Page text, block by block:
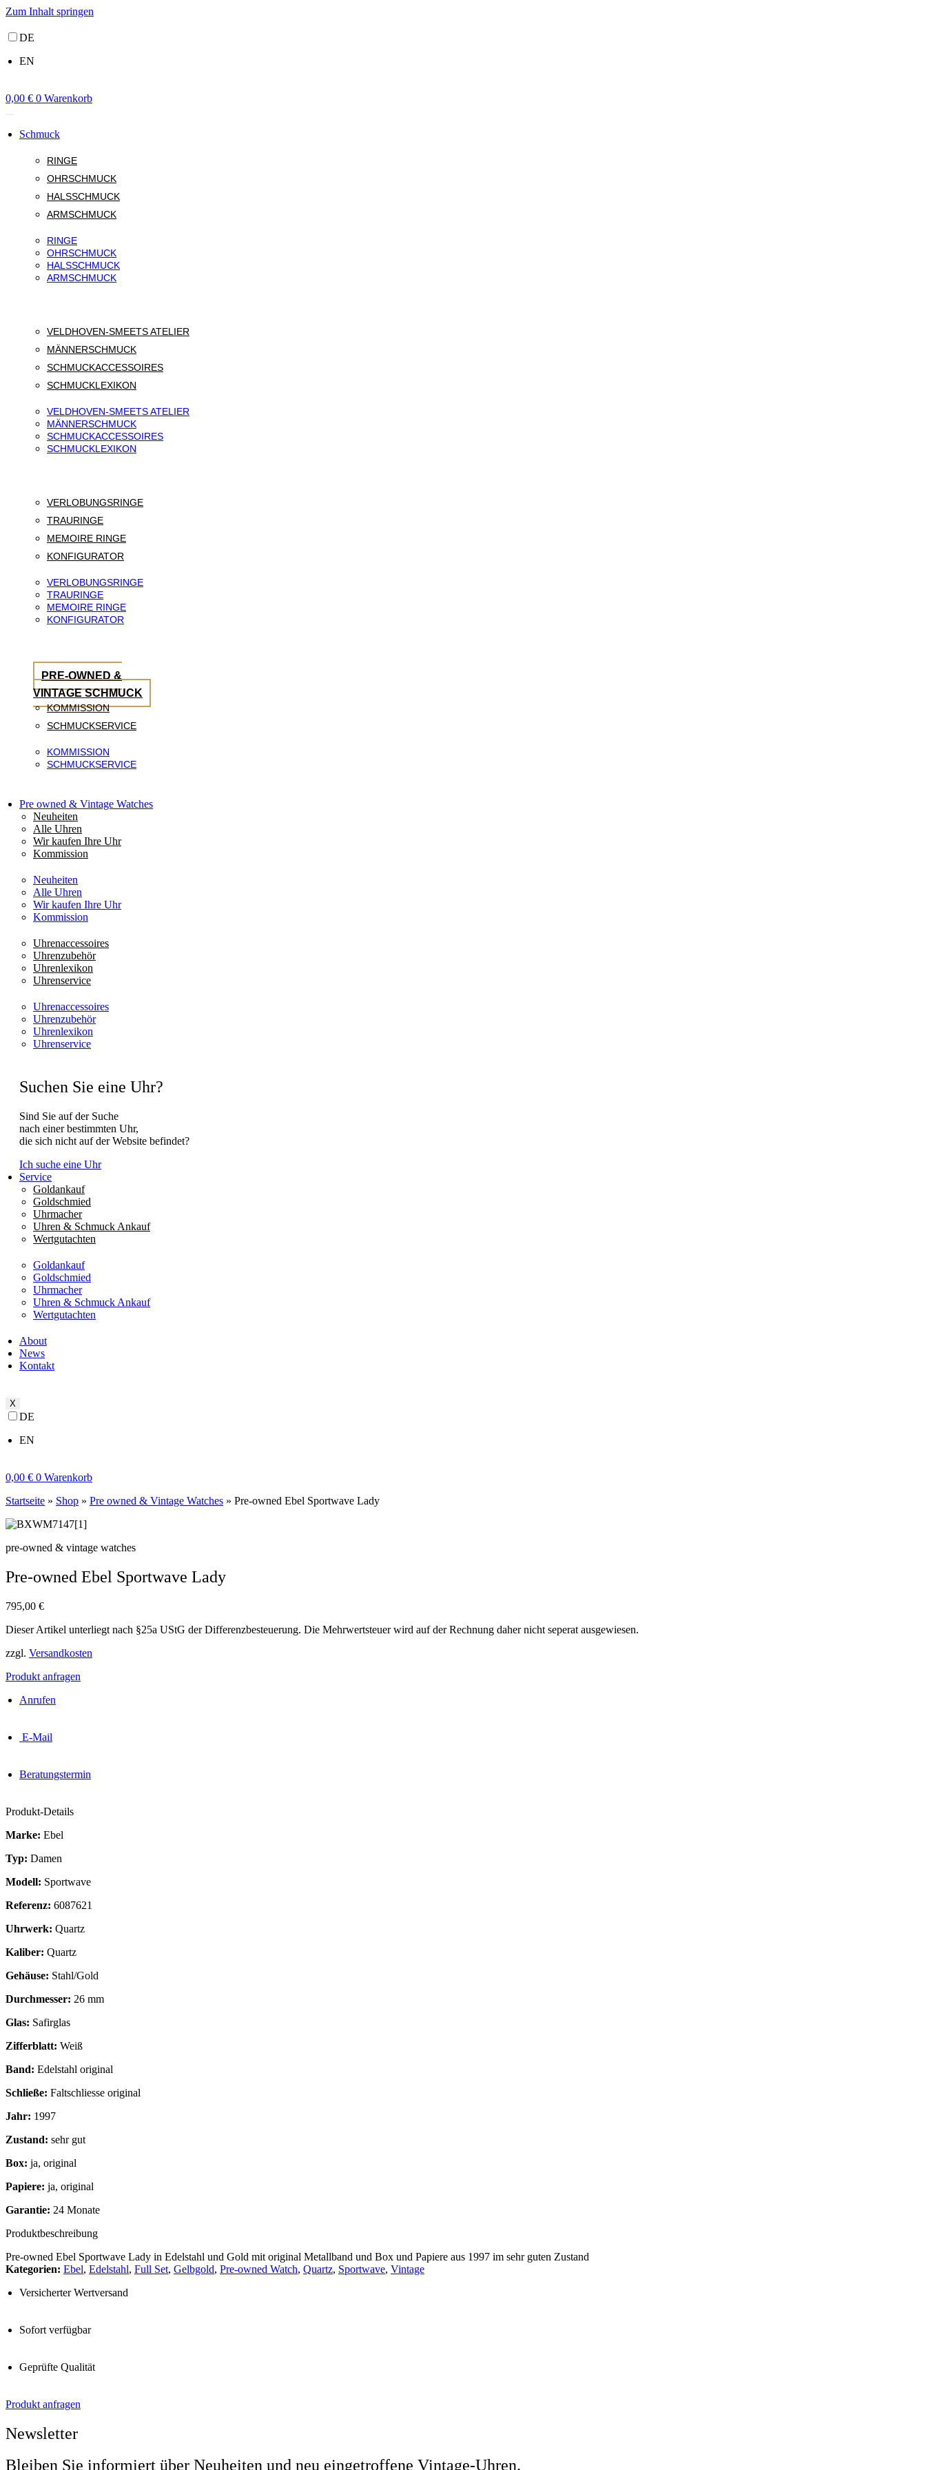
Zum Inhalt springen
DE
EN
0,00 € 0 Warenkorb
Schmuck
RINGE
OHRSCHMUCK
HALSSCHMUCK
ARMSCHMUCK
RINGE
OHRSCHMUCK
HALSSCHMUCK
ARMSCHMUCK
VELDHOVEN-SMEETS ATELIER
MÄNNERSCHMUCK
SCHMUCKACCESSOIRES
SCHMUCKLEXIKON
VELDHOVEN-SMEETS ATELIER
MÄNNERSCHMUCK
SCHMUCKACCESSOIRES
SCHMUCKLEXIKON
VERLOBUNGSRINGE
TRAURINGE
MEMOIRE RINGE
KONFIGURATOR
VERLOBUNGSRINGE
TRAURINGE
MEMOIRE RINGE
KONFIGURATOR
PRE-OWNED &
VINTAGE SCHMUCK
KOMMISSION
SCHMUCKSERVICE
KOMMISSION
SCHMUCKSERVICE
Pre owned & Vintage Watches
Neuheiten
Alle Uhren
Wir kaufen Ihre Uhr
Kommission
Neuheiten
Alle Uhren
Wir kaufen Ihre Uhr
Kommission
Uhrenaccessoires
Uhrenzubehör
Uhrenlexikon
Uhrenservice
Uhrenaccessoires
Uhrenzubehör
Uhrenlexikon
Uhrenservice
Suchen Sie eine Uhr?
Sind Sie auf der Suche
nach einer bestimmten Uhr,
die sich nicht auf der Website befindet?
Ich suche eine Uhr
Service
Goldankauf
Goldschmied
Uhrmacher
Uhren & Schmuck Ankauf
Wertgutachten
Goldankauf
Goldschmied
Uhrmacher
Uhren & Schmuck Ankauf
Wertgutachten
About
News
Kontakt
X
DE
EN
0,00 € 0 Warenkorb
Startseite » Shop » Pre owned & Vintage Watches » Pre-owned Ebel Sportwave Lady
pre-owned & vintage watches
Pre-owned Ebel Sportwave Lady
795,00 €
Dieser Artikel unterliegt nach §25a UStG der Differenzbesteuerung. Die Mehrwertsteuer wird auf der Rechnung daher nicht seperat ausgewiesen.
zzgl. Versandkosten
Produkt anfragen
Anrufen
E-Mail
Beratungstermin
Produkt-Details
Marke: Ebel
Typ: Damen
Modell: Sportwave
Referenz: 6087621
Uhrwerk: Quartz
Kaliber: Quartz
Gehäuse: Stahl/Gold
Durchmesser: 26 mm
Glas: Safirglas
Zifferblatt: Weiß
Band: Edelstahl original
Schließe: Faltschliesse original
Jahr: 1997
Zustand: sehr gut
Box: ja, original
Papiere: ja, original
Garantie: 24 Monate
Produktbeschreibung
Pre-owned Ebel Sportwave Lady in Edelstahl und Gold mit original Metallband und Box und Papiere aus 1997 im sehr guten Zustand
Kategorien: Ebel, Edelstahl, Full Set, Gelbgold, Pre-owned Watch, Quartz, Sportwave, Vintage
Versicherter Wertversand
Sofort verfügbar
Geprüfte Qualität
Produkt anfragen
Newsletter
Bleiben Sie informiert über Neuheiten und neu eingetroffene Vintage-Uhren.